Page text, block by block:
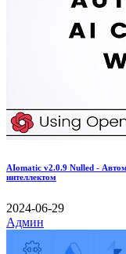
AIomatic v2.0.9 Nulled -
интеллектом
2024-06-29
Админ